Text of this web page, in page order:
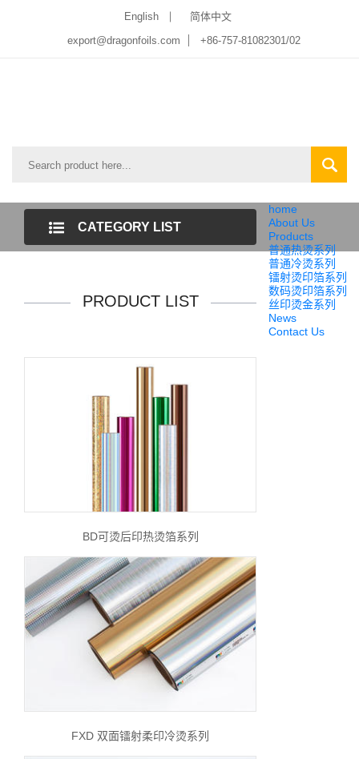
English
简体中文
export@dragonfoils.com
+86-757-81082301/02
home
About Us
Products
普通热烫系列
普通冷烫系列
镭射烫印箔系列
数码烫印箔系列
丝印烫金系列
News
Contact Us
CATEGORY LIST
PRODUCT LIST
BD可烫后印热烫箔系列
FXD 双面镭射柔印冷烫系列